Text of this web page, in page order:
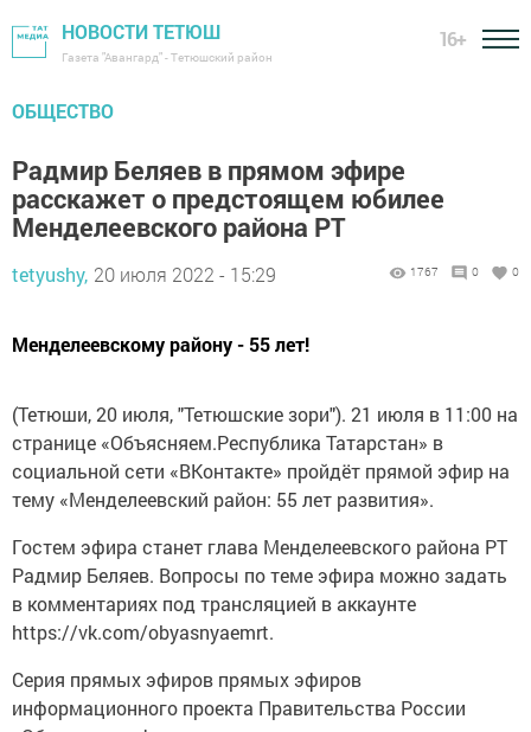
НОВОСТИ ТЕТЮШ
Газета "Авангард" - Тетюшский район
16+
ОБЩЕСТВО
Радмир Беляев в прямом эфире
расскажет о предстоящем юбилее
Менделеевского района РТ
tetyushy, 20 июля 2022 - 15:29 1767 0 0
Менделеевскому району - 55 лет!
(Тетюши, 20 июля, "Тетюшские зори"). 21 июля в 11:00 на
странице «Объясняем.Республика Татарстан» в
социальной сети «ВКонтакте» пройдёт прямой эфир на
тему «Менделеевский район: 55 лет развития».
Гостем эфира станет глава Менделеевского района РТ
Радмир Беляев. Вопросы по теме эфира можно задать
в комментариях под трансляцией в аккаунте
https://vk.com/obyasnyaemrt.
Серия прямых эфиров прямых эфиров
информационного проекта Правительства России